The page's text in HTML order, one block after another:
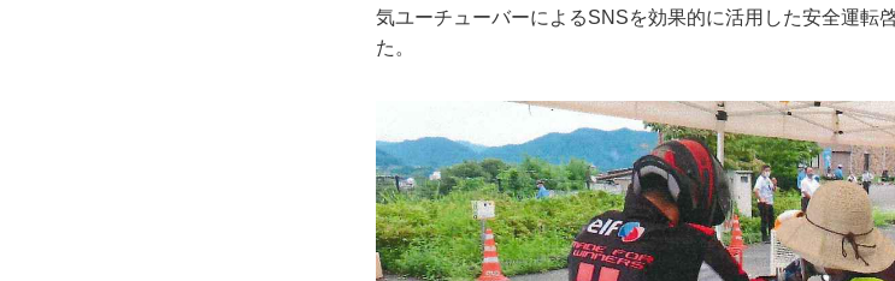
気ユーチューバーによるSNSを効果的に活用した安全運転
た。